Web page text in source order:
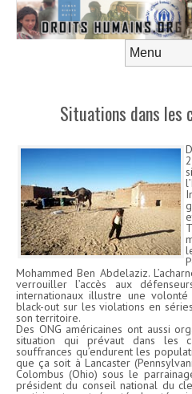
Situations dans les
Mohammed Ben Abdelaziz.
verrouiller l’accès aux
internationaux illustre une
black-out sur les violations en
son territoire.
Des ONG américaines ont aussi
situation qui prévaut dans les
souffrances qu’endurent les
que ça soit à Lancaster
Colombus (Ohio) sous le
président du conseil national du